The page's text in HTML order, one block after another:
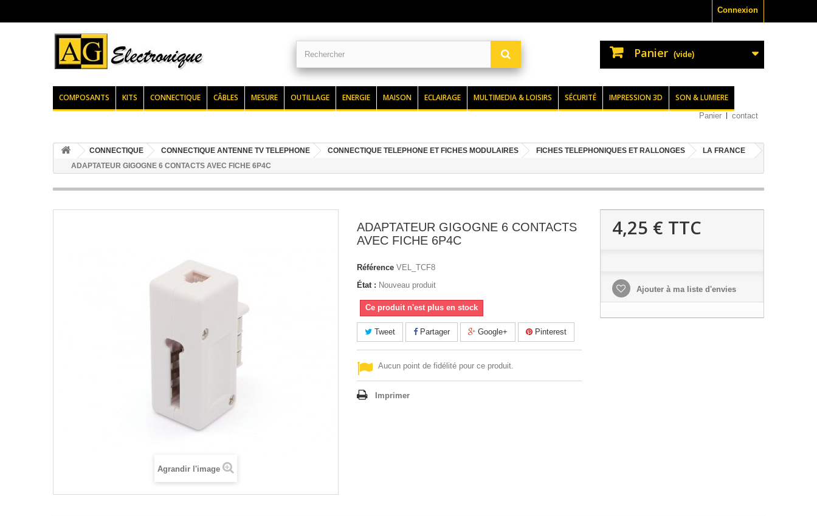
Connexion
Panier (vide)
COMPOSANTS KITS CONNECTIQUE CÂBLES MESURE OUTILLAGE ENERGIE MAISON ECLAIRAGE MULTIMEDIA & LOISIRS SÉCURITÉ IMPRESSION 3D SON & LUMIERE
Panier contact
CONNECTIQUE CONNECTIQUE ANTENNE TV TELEPHONE CONNECTIQUE TELEPHONE ET FICHES MODULAIRES FICHES TELEPHONIQUES ET RALLONGES
LA FRANCE
ADAPTATEUR GIGOGNE 6 CONTACTS AVEC FICHE 6P4C
Agrandir l'image
ADAPTATEUR GIGOGNE 6 CONTACTS
AVEC FICHE 6P4C
Référence VEL_TCF8
État : Nouveau produit
Ce produit n'est plus en stock
Tweet Partager Google+ Pinterest
Aucun point de fidélité pour ce produit.
Imprimer
4,25 € TTC
Ajouter à ma liste d'envies